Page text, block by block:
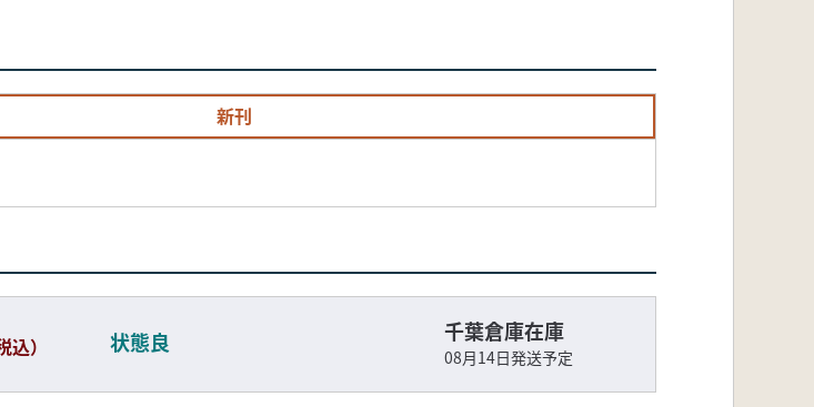
新刊
込） 状態良 千葉倉庫在庫
08月14日発送予定